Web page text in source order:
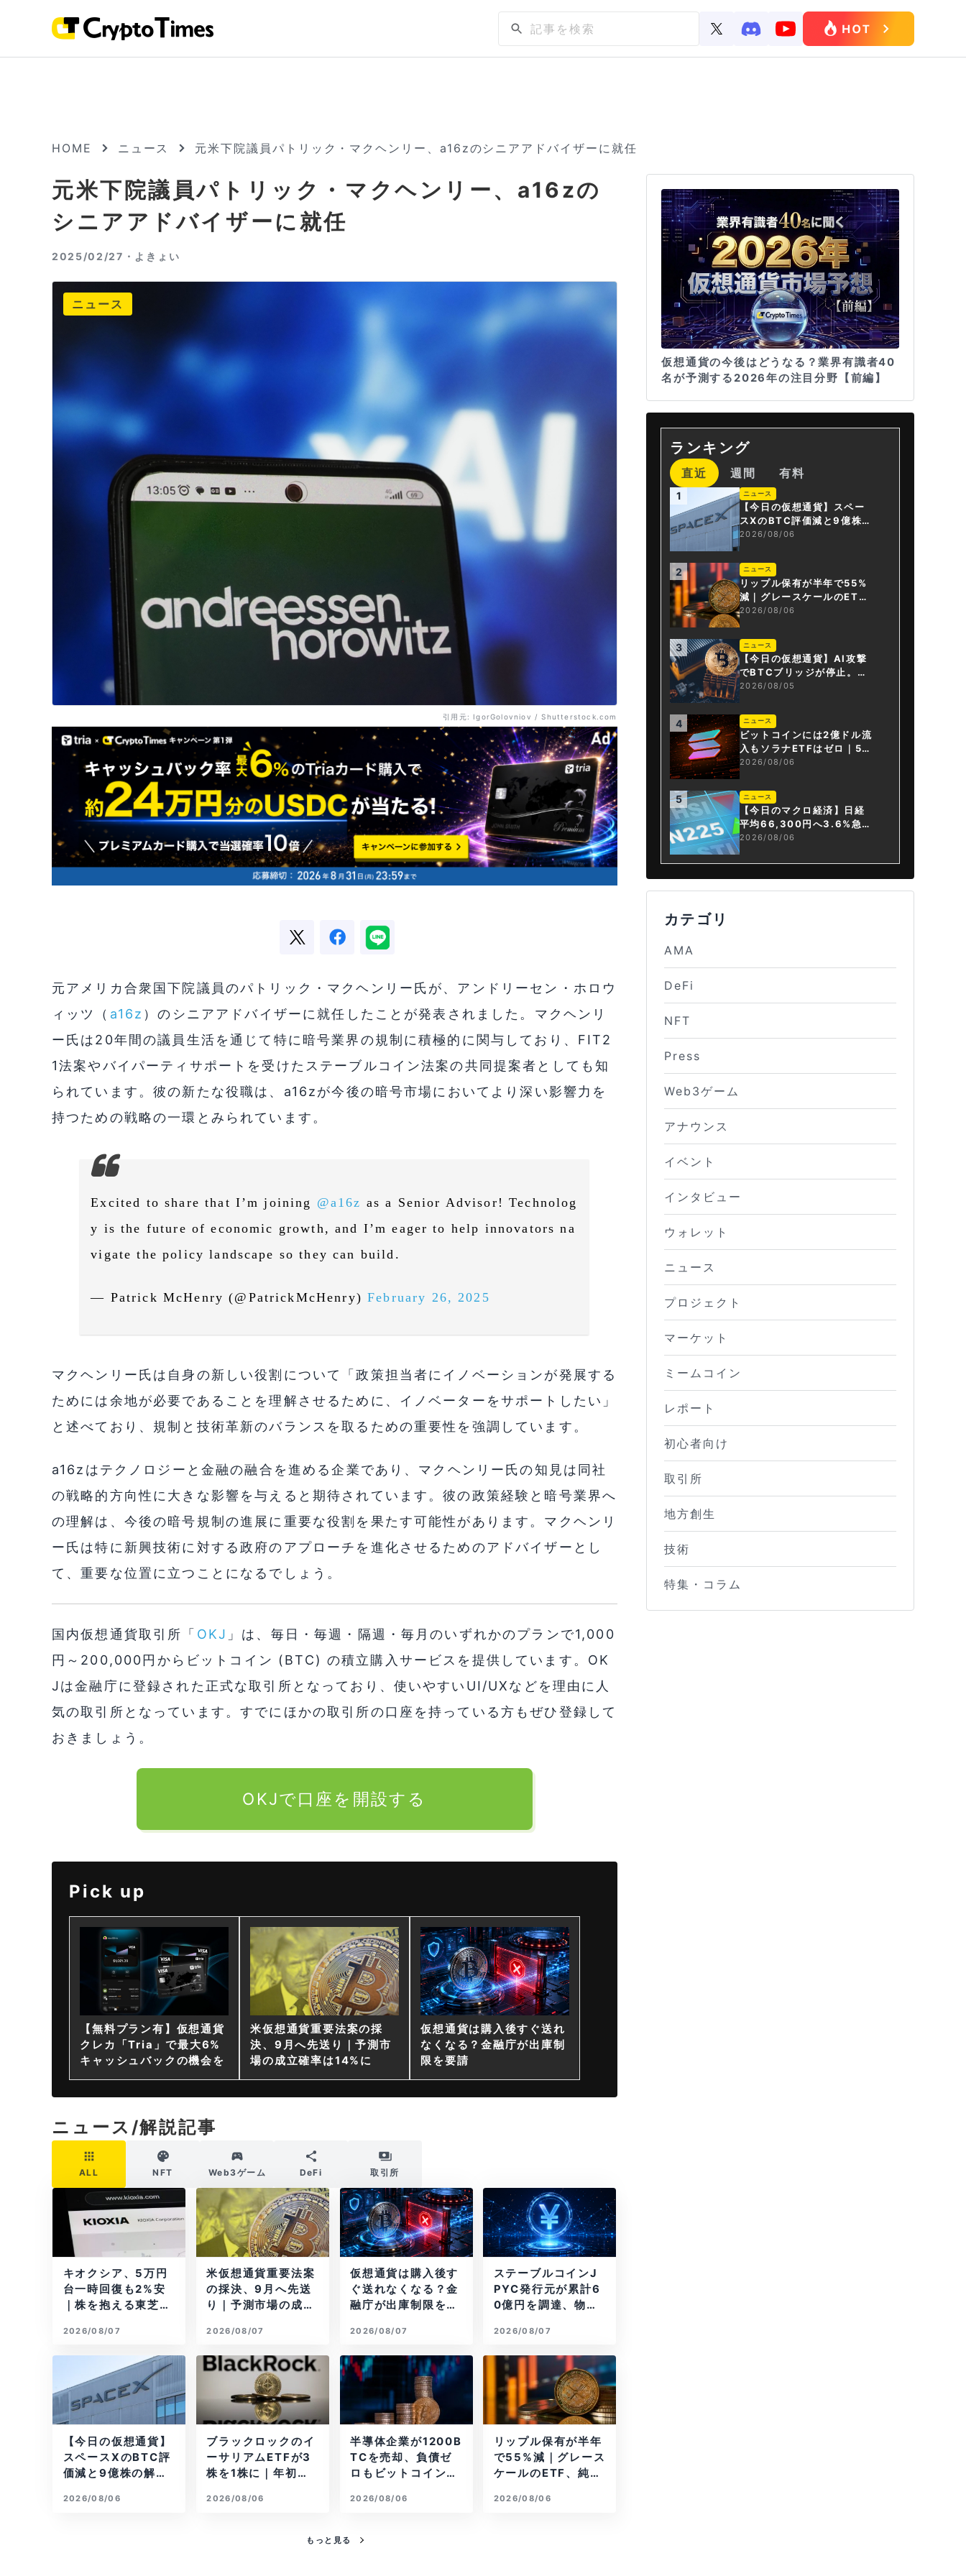
HOME ニュース 元米下院議員パトリック・マクヘンリー、a16zのシニアアドバイザーに就任
元米下院議員パトリック・マクヘンリー、a16zの
シニアアドバイザーに就任
2025/02/27・ よきょい
引用元: IgorGolovniov / Shutterstock.com
ニュース
元アメリカ合衆国下院議員のパトリック・マクヘンリー氏が、アンドリーセン・ホロウ
ィッツ（ a16z ）のシニアアドバイザーに就任したことが発表されました。マクヘンリ
ー氏は20年間の議員生活を通じて特に暗号業界の規制に積極的に関与しており、FIT2
1法案やバイパーティサポートを受けたステーブルコイン法案の共同提案者としても知
られています。彼の新たな役職は、a16zが今後の暗号市場においてより深い影響力を
持つための戦略の一環とみられています。
Excited to share that I’m joining @a16z as a Senior Advisor! Technolog
y is the future of economic growth, and I’m eager to help innovators na
vigate the policy landscape so they can build.
— Patrick McHenry (@PatrickMcHenry)February 26, 2025
マクヘンリー氏は自身の新しい役割について「政策担当者にイノベーションが発展する
ためには余地が必要であることを理解させるために、イノベーターをサポートしたい」
と述べており、規制と技術革新のバランスを取るための重要性を強調しています。
a16zはテクノロジーと金融の融合を進める企業であり、マクヘンリー氏の知見は同社
の戦略的方向性に大きな影響を与えると期待されています。彼の政策経験と暗号業界へ
の理解は、今後の暗号規制の進展に重要な役割を果たす可能性があります。マクヘンリ
ー氏は特に新興技術に対する政府のアプローチを進化させるためのアドバイザーとし
て、重要な位置に立つことになるでしょう。
国内仮想通貨取引所「 OKJ 」は、毎日・毎週・隔週・毎月のいずれかのプランで1,000
円～200,000円からビットコイン (BTC) の積立購入サービスを提供しています。OK
Jは金融庁に登録された正式な取引所となっており、使いやすいUI/UXなどを理由に人
気の取引所となっています。すでにほかの取引所の口座を持っている方もぜひ登録して
おきましょう。
OKJで口座を開設する
Pick up
【無料プラン有】仮想通貨
クレカ「Tria」で最大6%
キャッシュバックの機会を
米仮想通貨重要法案の採
決、9月へ先送り｜予測市
場の成立確率は14%に
仮想通貨は購入後すぐ送れ
なくなる？金融庁が出庫制
限を要請
ニュース/解説記事
ALL NFT Web3ゲーム DeFi 取引所
キオクシア、5万円
台一時回復も2%安
｜株を抱える東芝は
2026/08/07
米仮想通貨重要法案
の採決、9月へ先送
り｜予測市場の成立
2026/08/07
仮想通貨は購入後す
ぐ送れなくなる？金
融庁が出庫制限を要
2026/08/07
ステーブルコインJ
PYC発行元が累計6
0億円を調達、物流
2026/08/07
【今日の仮想通貨】
スペースXのBTC評
価減と9億株の解
BTCが盗難
2026/08/06
ブラックロックのイ
ーサリアムETFが3
株を1株に｜年初来3
2026/08/06
半導体企業が1200B
TCを売却、負債ゼ
ロもビットコイン戦
2026/08/06
リップル保有が半年
で55%減｜グレース
ケールのETF、純資
2026/08/06
もっと見る
仮想通貨の今後はどうなる？業界有識者40
名が予測する2026年の注目分野【前編】
ランキング
直近 週間 有料
1 ニュース
【今日の仮想通貨】スペー
スXのBTC評価減と9億株の
解禁。208億円相当のBTC
が盗難
2026/08/06
2 ニュース
リップル保有が半年で55%
減｜グレースケールのET
F、純資産1.6億ドル減
2026/08/06
3 ニュース
【今日の仮想通貨】AI攻撃
でBTCブリッジが停止。金
融庁が「暗号資産・ステー
2026/08/05
4 ニュース
ビットコインには2億ドル流
入もソラナETFはゼロ｜5営
業日連続で停止
2026/08/06
5 ニュース
【今日のマクロ経済】日経
平均66,300円へ3.6%急騰
もAI投資回収懸念が再燃
2026/08/06
カテゴリ
AMA
DeFi
NFT
Press
Web3ゲーム
アナウンス
イベント
インタビュー
ウォレット
ニュース
プロジェクト
マーケット
ミームコイン
レポート
初心者向け
取引所
地方創生
技術
特集・コラム